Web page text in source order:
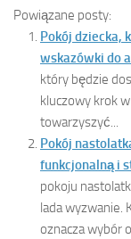
Powiązane posty:
Pokój dziecka,
wskazówki do
który będzie
kluczowy krok
towarzyszyć...
Pokój
funkcjonalną i
pokoju
lada wyzwanie.
oznacza wybór